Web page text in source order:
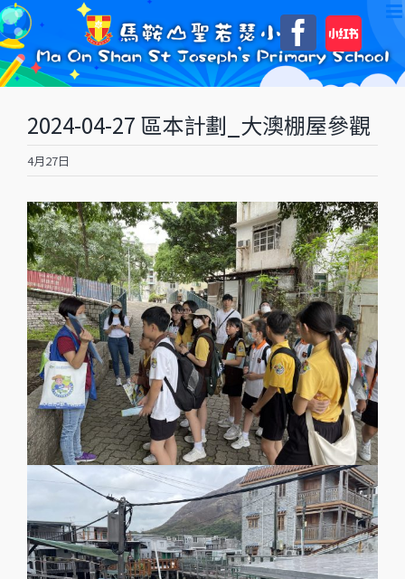
Skip
to
content
自
訂
2024-04-27 區本計劃_大澳棚屋參觀
4月27日